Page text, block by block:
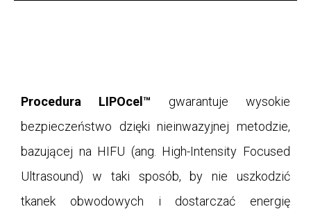
Procedura LIPOcel™ gwarantuje wysokie
bezpieczeństwo dzięki nieinwazyjnej metodzie,
bazującej na HIFU (ang. High-Intensity Focused
Ultrasound) w taki sposób, by nie uszkodzić
tkanek obwodowych i dostarczać energię